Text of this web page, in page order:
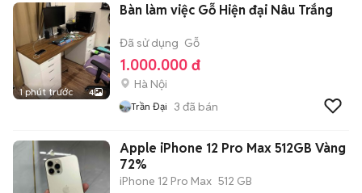
1 phút trước 4
Bàn làm việc Gỗ Hiện đại Nâu Trắng
Đã sử dụng Gỗ
1.000.000 đ
Hà Nội
Trần Đại 3 đã bán
Apple iPhone 12 Pro Max 512GB Vàng
72%
iPhone 12 Pro Max 512 GB